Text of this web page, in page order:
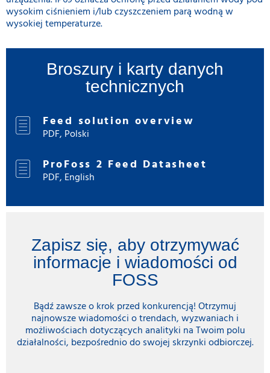
wysokim ciśnieniem i/lub czyszczeniem parą wodną w
wysokiej temperaturze.
Broszury i karty danych
technicznych
Feed solution overview
PDF, Polski
ProFoss 2 Feed Datasheet
PDF, English
Zapisz się, aby otrzymywać
informacje i wiadomości od
FOSS
Bądź zawsze o krok przed konkurencją! Otrzymuj
najnowsze wiadomości o trendach, wyzwaniach i
możliwościach dotyczących analityki na Twoim polu
działalności, bezpośrednio do swojej skrzynki odbiorczej.